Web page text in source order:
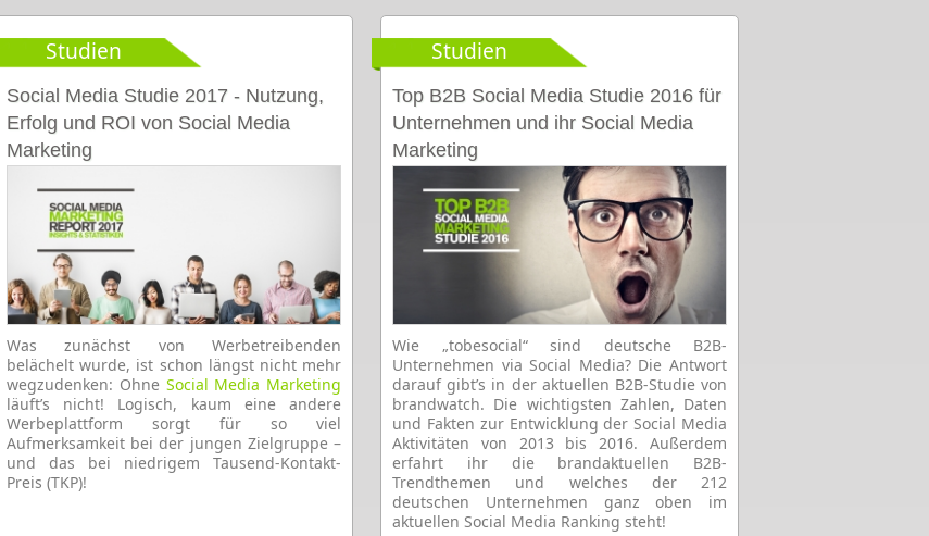
Studien
Social Media Studie 2017 - Nutzung,
Erfolg und ROI von Social Media
Marketing
Was zunächst von Werbetreibenden
belächelt wurde, ist schon längst nicht mehr
wegzudenken: Ohne Social Media Marketing
läuft’s nicht! Logisch, kaum eine andere
Werbeplattform sorgt für so viel
Aufmerksamkeit bei der jungen Zielgruppe –
und das bei niedrigem Tausend-Kontakt-
Preis (TKP)!
Studien
Top B2B Social Media Studie 2016 für
Unternehmen und ihr Social Media
Marketing
Wie „tobesocial“ sind deutsche B2B-
Unternehmen via Social Media? Die Antwort
darauf gibt’s in der aktuellen B2B-Studie von
brandwatch. Die wichtigsten Zahlen, Daten
und Fakten zur Entwicklung der Social Media
Aktivitäten von 2013 bis 2016. Außerdem
erfahrt ihr die brandaktuellen B2B-
Trendthemen und welches der 212
deutschen Unternehmen ganz oben im
aktuellen Social Media Ranking steht!